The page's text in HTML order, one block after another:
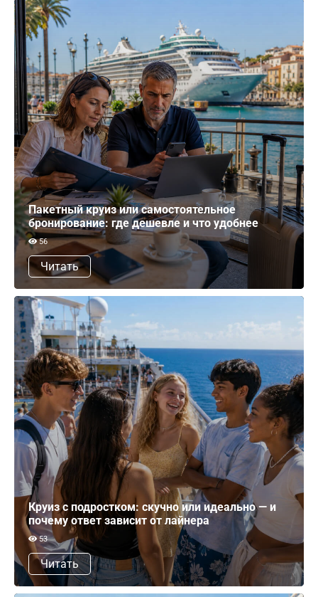
Пакетный круиз или самостоятельное
бронирование: где дешевле и что удобнее
56
Читать
Круиз с подростком: скучно или идеально — и
почему ответ зависит от лайнера
53
Читать